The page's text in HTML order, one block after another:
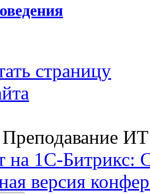
страницу
на 1С-Битрикс:
версия